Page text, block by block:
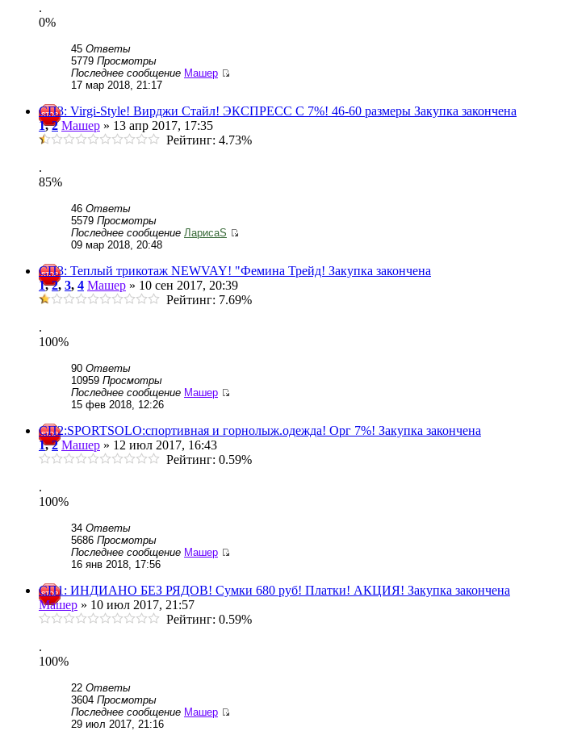
.
0%
45 Ответы
5779 Просмотры
Последнее сообщение Машер
17 мар 2018, 21:17
СП3: Virgi-Style! Вирджи Стайл! ЭКСПРЕСС С 7%! 46-60 размеры Закупка закончена
1,2 Машер » 13 апр 2017, 17:35
Рейтинг: 4.73%
.
85%
46 Ответы
5579 Просмотры
Последнее сообщение ЛарисаS
09 мар 2018, 20:48
СП3: Теплый трикотаж NEWVAY! "Фемина Трейд! Закупка закончена
1,2, 3, 4 Машер » 10 сен 2017, 20:39
Рейтинг: 7.69%
.
100%
90 Ответы
10959 Просмотры
Последнее сообщение Машер
15 фев 2018, 12:26
СП2:SPORTSOLO:спортивная и горнолыж.одежда! Орг 7%! Закупка закончена
1,2 Машер » 12 июл 2017, 16:43
Рейтинг: 0.59%
.
100%
34 Ответы
5686 Просмотры
Последнее сообщение Машер
16 янв 2018, 17:56
СП1: ИНДИАНО БЕЗ РЯДОВ! Сумки 680 руб! Платки! АКЦИЯ! Закупка закончена
Машер » 10 июл 2017, 21:57
Рейтинг: 0.59%
.
100%
22 Ответы
3604 Просмотры
Последнее сообщение Машер
29 июл 2017, 21:16